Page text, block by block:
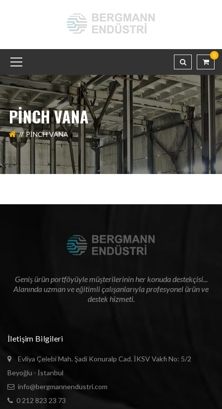
0
Enter your email address for our mailing list to keep your
self our lastest updated.
PİNCH VANA
PİNCH VANA
Geniş ürün portföyüyle müşterilerinin her konuda destekçisi...
Alanında uzman ve eğitimli çalışanlarıyla profesyonel ürün ve
destek hizmeti.
İletişim Bilgileri
Evliya Çelebi Mah. Şadi Konuralp Cad. İKSV Vakfı No: 5/2
Beyoğlu - İstanbul
info@bergmannendustri.com
0 212 823 23 73